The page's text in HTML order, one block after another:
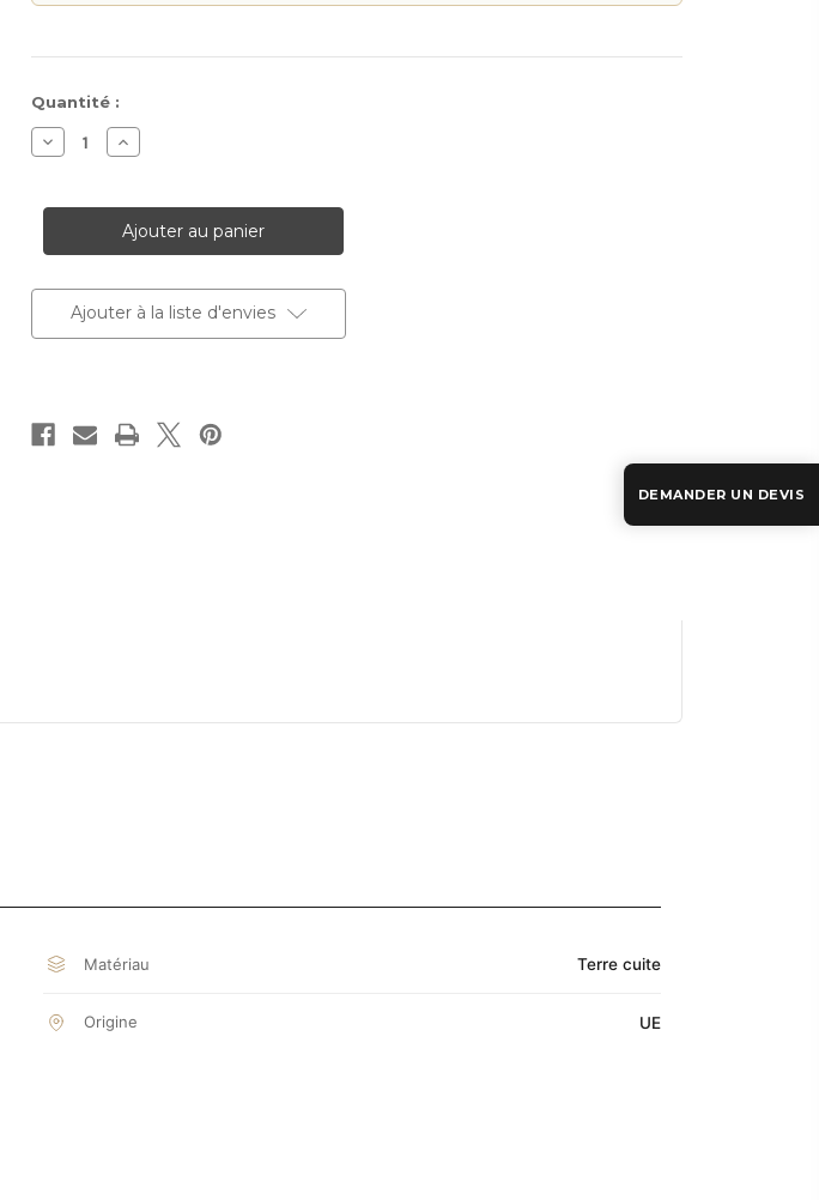
Stock
actuel :
Quantité :
Diminuer
la
Encadrement
II
Augmenter
la
Encadrement
en
briques
II
Ajouter à la liste d'envies
Matériau Terre cuite
Origine UE
DEMANDER UN DEVIS